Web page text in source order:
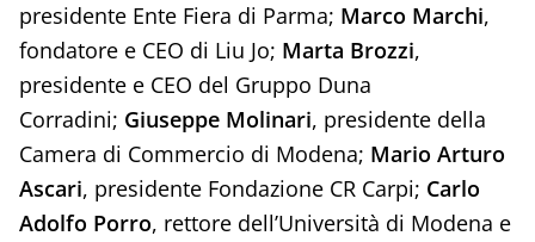
presidente Ente Fiera di Parma; Marco Marchi,
fondatore e CEO di Liu Jo; Marta Brozzi,
presidente e CEO del Gruppo Duna
Corradini; Giuseppe Molinari, presidente della
Camera di Commercio di Modena; Mario Arturo
Ascari, presidente Fondazione CR Carpi; Carlo
Adolfo Porro, rettore dell’Università di Modena e